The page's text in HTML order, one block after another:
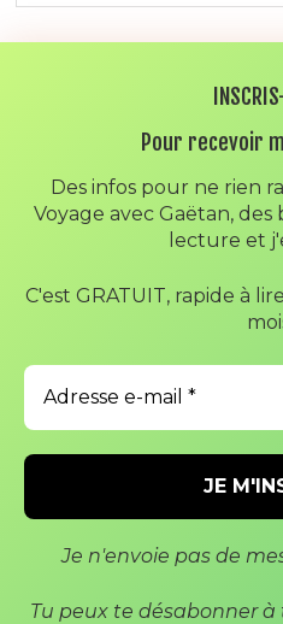
Pour recevoir
Des infos pour ne rien
Voyage avec Gaëtan, des
lecture et
C'est GRATUIT, rapide à
Je n'envoie pas de
Tu peux te désabonner
ENREGISTRER MON NOM,